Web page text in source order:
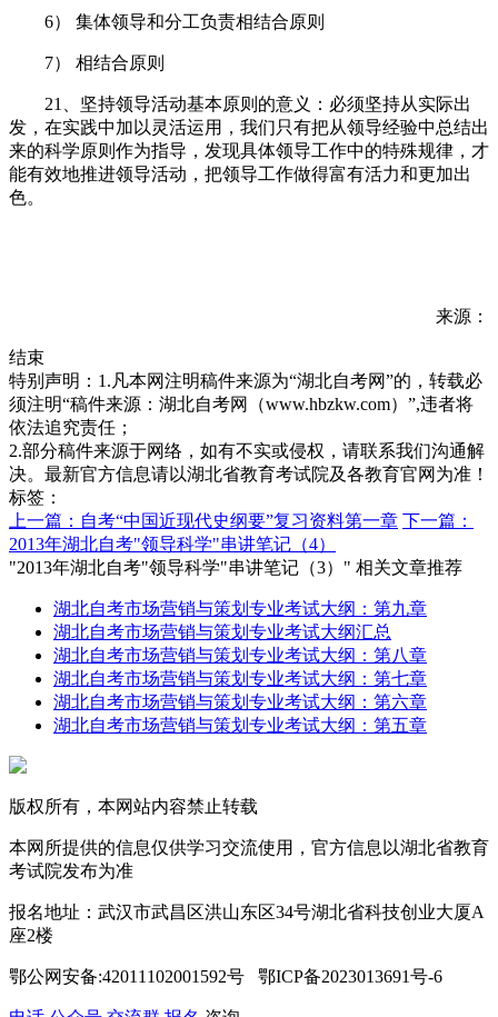
6） 集体领导和分工负责相结合原则
7） 相结合原则
21、坚持领导活动基本原则的意义：必须坚持从实际出
发，在实践中加以灵活运用，我们只有把从领导经验中总结出
来的科学原则作为指导，发现具体领导工作中的特殊规律，才
能有效地推进领导活动，把领导工作做得富有活力和更加出
色。
来源：
结束
特别声明：1.凡本网注明稿件来源为“湖北自考网”的，转载必
须注明“稿件来源：湖北自考网（www.hbzkw.com）”,违者将
依法追究责任；
2.部分稿件来源于网络，如有不实或侵权，请联系我们沟通解
决。最新官方信息请以湖北省教育考试院及各教育官网为准！
标签：
上一篇：自考“中国近现代史纲要”复习资料第一章 下一篇：
2013年湖北自考"领导科学"串讲笔记（4）
"2013年湖北自考"领导科学"串讲笔记（3）" 相关文章推荐
湖北自考市场营销与策划专业考试大纲：第九章
湖北自考市场营销与策划专业考试大纲汇总
湖北自考市场营销与策划专业考试大纲：第八章
湖北自考市场营销与策划专业考试大纲：第七章
湖北自考市场营销与策划专业考试大纲：第六章
湖北自考市场营销与策划专业考试大纲：第五章
版权所有，本网站内容禁止转载
本网所提供的信息仅供学习交流使用，官方信息以湖北省教育
考试院发布为准
报名地址：武汉市武昌区洪山东区34号湖北省科技创业大厦A
座2楼
鄂公网安备:42011102001592号 鄂ICP备2023013691号-6